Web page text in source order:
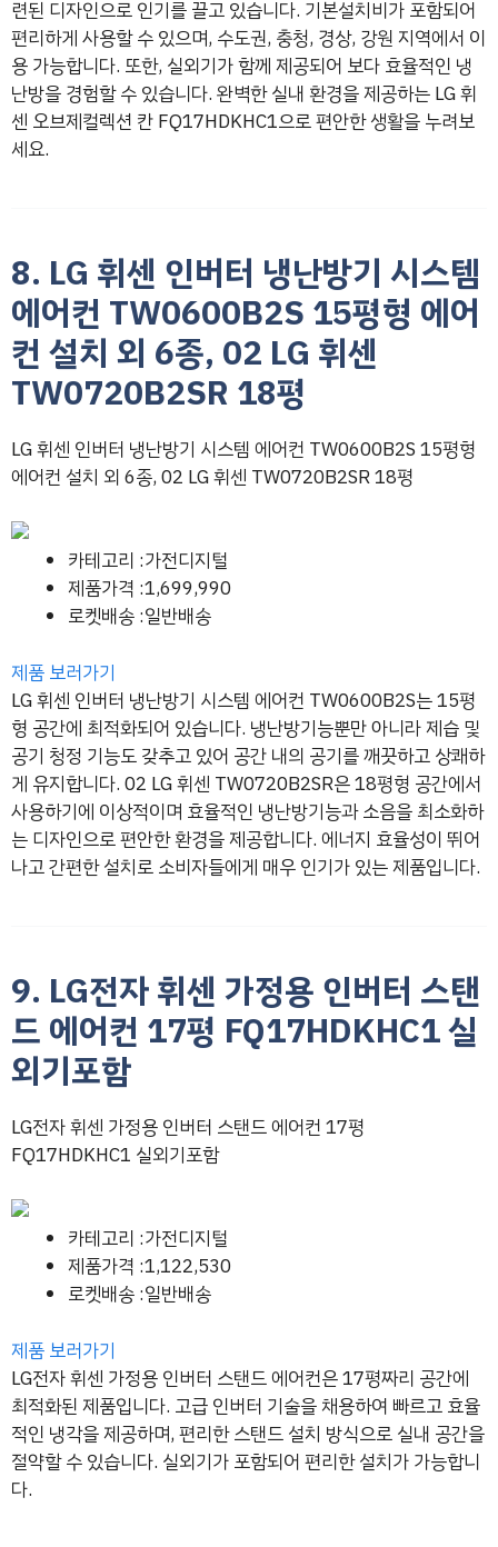
련된 디자인으로 인기를 끌고 있습니다. 기본설치비가 포함되어
편리하게 사용할 수 있으며, 수도권, 충청, 경상, 강원 지역에서 이
용 가능합니다. 또한, 실외기가 함께 제공되어 보다 효율적인 냉
난방을 경험할 수 있습니다. 완벽한 실내 환경을 제공하는 LG 휘
센 오브제컬렉션 칸 FQ17HDKHC1으로 편안한 생활을 누려보
세요.
8. LG 휘센 인버터 냉난방기 시스템
에어컨 TW0600B2S 15평형 에어
컨 설치 외 6종, 02 LG 휘센
TW0720B2SR 18평
LG 휘센 인버터 냉난방기 시스템 에어컨 TW0600B2S 15평형
에어컨 설치 외 6종, 02 LG 휘센 TW0720B2SR 18평
카테고리 :가전디지털
제품가격 :1,699,990
로켓배송 :일반배송
제품 보러가기
LG 휘센 인버터 냉난방기 시스템 에어컨 TW0600B2S는 15평
형 공간에 최적화되어 있습니다. 냉난방기능뿐만 아니라 제습 및
공기 청정 기능도 갖추고 있어 공간 내의 공기를 깨끗하고 상쾌하
게 유지합니다. 02 LG 휘센 TW0720B2SR은 18평형 공간에서
사용하기에 이상적이며 효율적인 냉난방기능과 소음을 최소화하
는 디자인으로 편안한 환경을 제공합니다. 에너지 효율성이 뛰어
나고 간편한 설치로 소비자들에게 매우 인기가 있는 제품입니다.
9. LG전자 휘센 가정용 인버터 스탠
드 에어컨 17평 FQ17HDKHC1 실
외기포함
LG전자 휘센 가정용 인버터 스탠드 에어컨 17평
FQ17HDKHC1 실외기포함
카테고리 :가전디지털
제품가격 :1,122,530
로켓배송 :일반배송
제품 보러가기
LG전자 휘센 가정용 인버터 스탠드 에어컨은 17평짜리 공간에
최적화된 제품입니다. 고급 인버터 기술을 채용하여 빠르고 효율
적인 냉각을 제공하며, 편리한 스탠드 설치 방식으로 실내 공간을
절약할 수 있습니다. 실외기가 포함되어 편리한 설치가 가능합니
다.